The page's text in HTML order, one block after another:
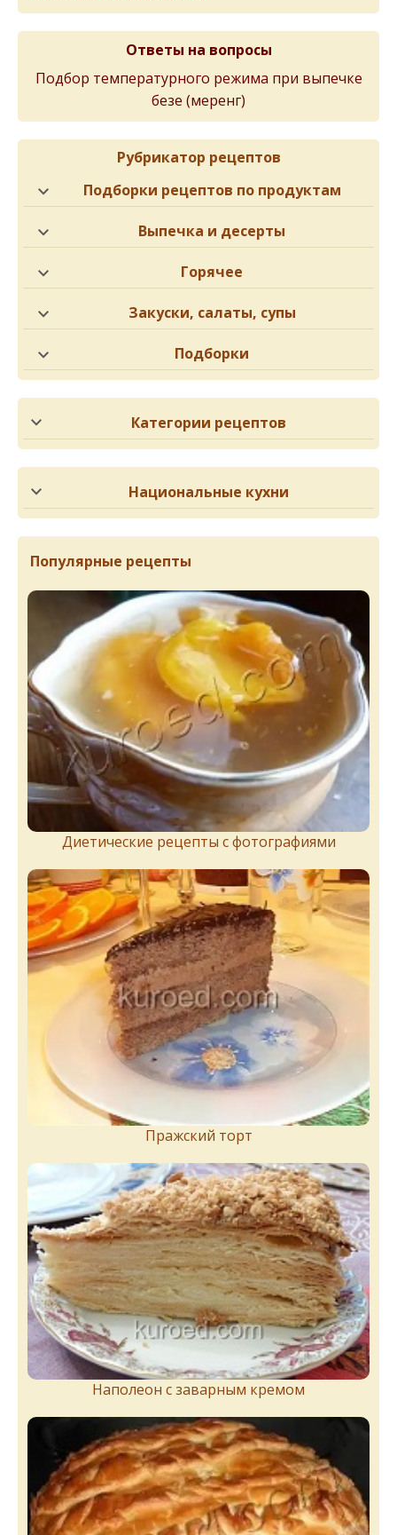
Ответы на вопросы
Подбор температурного режима при выпечке
безе (меренг)
Рубрикатор рецептов
Подборки рецептов по продуктам
Выпечка и десерты
Горячее
Закуски, салаты, супы
Подборки
Категории рецептов
Национальные кухни
Популярные рецепты
Диетические рецепты с фотографиями
Пражский торт
Наполеон с заварным кремом